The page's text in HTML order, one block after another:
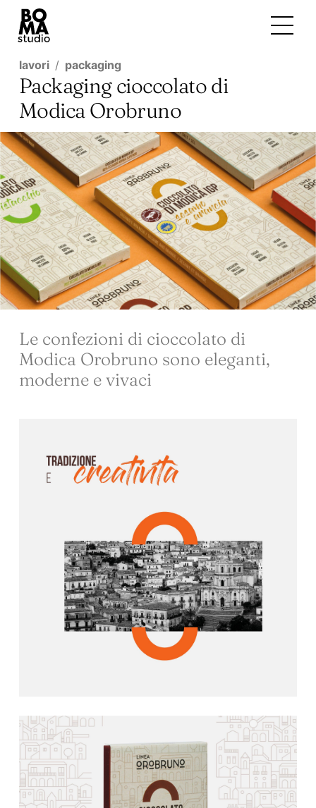
lavori packaging
Packaging cioccolato di
Modica Orobruno
Le confezioni di cioccolato di
Modica Orobruno sono eleganti,
moderne e vivaci